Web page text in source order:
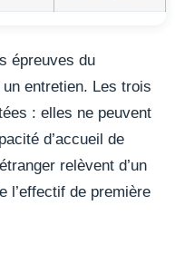
épreuves du
entretien. Les trois
: elles ne peuvent
d’accueil de
relèvent d’un
l’effectif de première